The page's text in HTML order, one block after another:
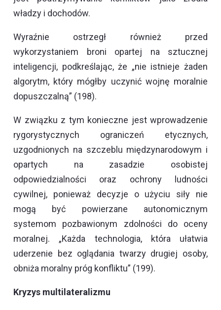
władzy i dochodów.
Wyraźnie ostrzegł również przed
wykorzystaniem broni opartej na sztucznej
inteligencji, podkreślając, że „nie istnieje żaden
algorytm, który mógłby uczynić wojnę moralnie
dopuszczalną” (198).
W związku z tym konieczne jest wprowadzenie
rygorystycznych ograniczeń etycznych,
uzgodnionych na szczeblu międzynarodowym i
opartych na zasadzie osobistej
odpowiedzialności oraz ochrony ludności
cywilnej, ponieważ decyzje o użyciu siły nie
mogą być powierzane autonomicznym
systemom pozbawionym zdolności do oceny
moralnej. „Każda technologia, która ułatwia
uderzenie bez oglądania twarzy drugiej osoby,
obniża moralny próg konfliktu” (199).
Kryzys multilateralizmu